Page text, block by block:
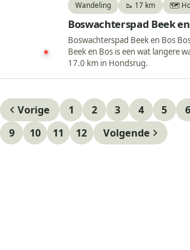
Wandeling 🥾 17 km 🗺️
Boswachterspad Beek
Boswachterspad Beek en Bos
Beek en Bos is een wat langere
17.0 km in Hondsrug.
Vorige 1 2 3 4 5 6
9
10 11 12 Volgende